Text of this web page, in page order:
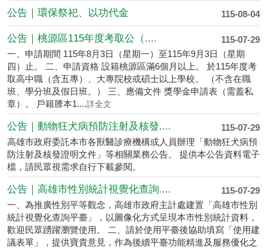
115-08-04
公告｜環保祭祀、以功代金
115-07-29
公告｜桃源區115年度考取公（....
一、申請期間 115年8月3日（星期一）至115年9月3日（星期
四）止。 二、申請資格 設籍桃源區滿6個月以上。 於115年度考
取高中職（含五專）、大專院校或碩士以上學校。 （不含在職
班、學分班及假日班。） 三、應備文件 獎學金申請表（需蓋私
章）。 戶籍謄本1....詳全文
115-07-29
公告｜動物狂犬病預防注射及核發....
高雄市政府委託本市各獸醫診療機構或人員辦理「動物狂犬病預
防注射及核發證明文件」等相關業務公告。 提供本公告資料電子
檔，請民眾視需求自行下載參閱。
115-07-29
公告｜高雄市性別統計視覺化查詢....
一、為推廣性別平等觀念，高雄市政府主計處建置「高雄市性別
統計視覺化查詢平臺」，以圖像化方式呈現本市性別統計資料，
歡迎民眾踴躍瀏覽使用。 二、請於使用平臺後協助填寫「使用建
議表單」，提供寶貴意見，作為後續平臺功能精進及服務優化之